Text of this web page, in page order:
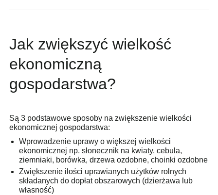
Jak zwiększyć wielkość
ekonomiczną
gospodarstwa?
Są 3 podstawowe sposoby na zwiększenie wielkości
ekonomicznej gospodarstwa:
Wprowadzenie uprawy o większej wielkości
ekonomicznej np. słonecznik na kwiaty, cebula,
ziemniaki, borówka, drzewa ozdobne, choinki ozdobne
Zwiększenie ilości uprawianych użytków rolnych
składanych do dopłat obszarowych (dzierżawa lub
własność)